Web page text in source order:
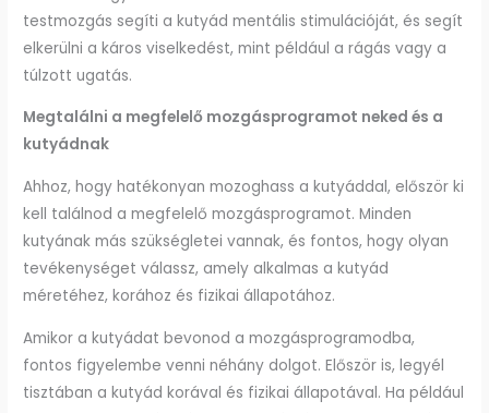
testmozgás segíti a kutyád mentális stimulációját, és segít
elkerülni a káros viselkedést, mint például a rágás vagy a
túlzott ugatás.
Megtalálni a megfelelő mozgásprogramot neked és a
kutyádnak
Ahhoz, hogy hatékonyan mozoghass a kutyáddal, először ki
kell találnod a megfelelő mozgásprogramot. Minden
kutyának más szükségletei vannak, és fontos, hogy olyan
tevékenységet válassz, amely alkalmas a kutyád
méretéhez, korához és fizikai állapotához.
Amikor a kutyádat bevonod a mozgásprogramodba,
fontos figyelembe venni néhány dolgot. Először is, legyél
tisztában a kutyád korával és fizikai állapotával. Ha például